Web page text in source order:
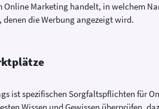
Online Marketing handelt, in welchem
die Werbung angezeigt wird.
ist spezifischen Sorgfaltspflichten für